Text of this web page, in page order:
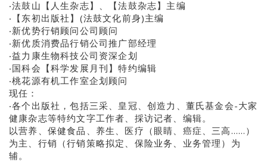
‧法鼓山【人生杂志】、【法鼓杂志】主编
‧【东初出版社】(法鼓文化前身)主编
‧新优势行销顾问公司顾问
‧新优质消费品行销公司推广部经理
‧益力康生物科技公司资深企划
‧国科会【科学发展月刊】特约编辑
‧桃花源有机工作室企划顾问
现任：
‧各个出版社，包括三采、皇冠、创造力、董氏基金会-大家
健康杂志等特约文字工作者、採访记者、编辑。
以营养、保健食品、养生、医疗（眼睛、癌症、三高……）
为主、行销（行销策略拟定、保险业务、业务管理）为
辅。